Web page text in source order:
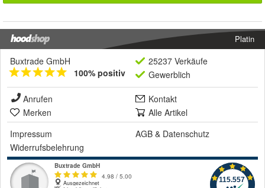
Platin
Buxtrade GmbH
100% positiv
25237 Verkäufe
Gewerblich
Anrufen
Kontakt
Merken
Alle Artikel
Impressum
AGB & Datenschutz
Widerrufsbelehrung